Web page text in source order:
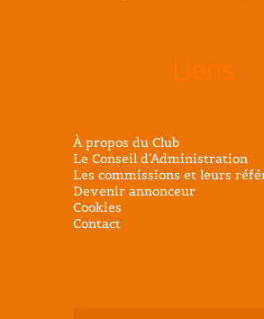
À propos du Club
Le Conseil d’Administration
Les commissions et leurs
Devenir annonceur
Cookies
Contact